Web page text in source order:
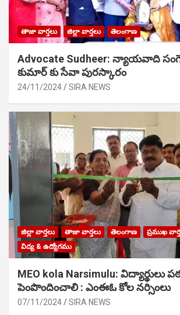
తాజా వార్తలు జిల్లా వార్తలు తెలంగాణ
Advocate Sudheer: న్యాయవాది
కుమార్ కు సేవా పురస్కారం
24/11/2024 SIRA NEWS
జిల్లా వార్తలు తాజా వార్తలు తెలంగాణ
ప్రముఖ
విద్య & ఉద్యోగము
MEO kola Narsimulu: విద్యార్థులు
పెంపొందించాలి : ఎంఈఓ కోల నర్సింలు
07/11/2024 SIRA NEWS